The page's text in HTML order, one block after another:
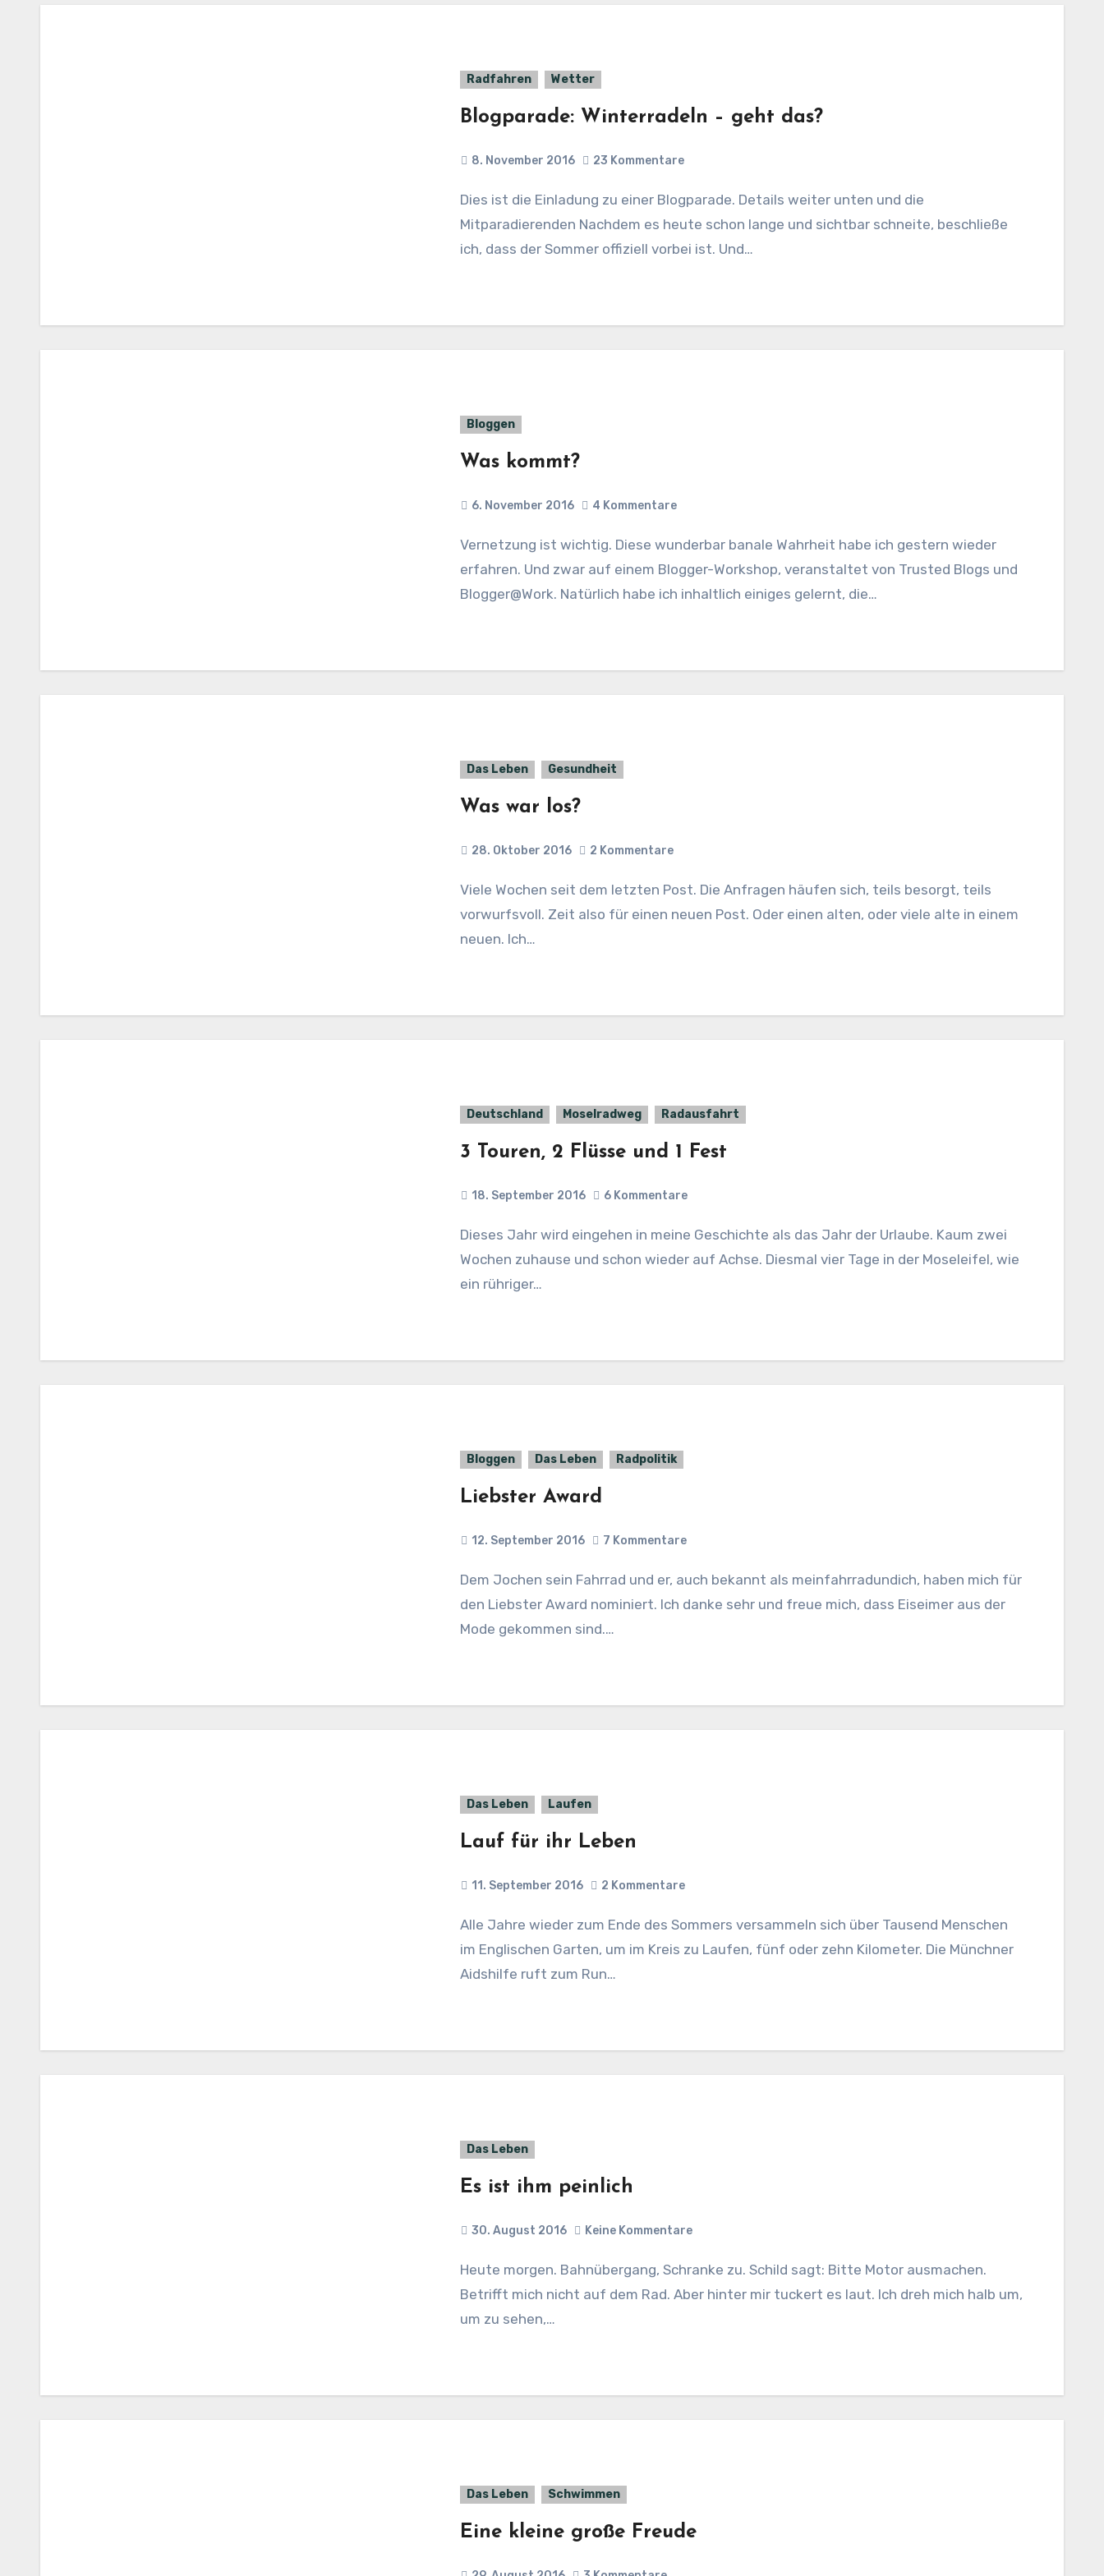
Radfahren Wetter
Blogparade: Winterradeln – geht das?
8. November 2016 23 Kommentare
Dies ist die Einladung zu einer Blogparade. Details weiter unten und die
Mitparadierenden Nachdem es heute schon lange und sichtbar schneite, beschließe
ich, dass der Sommer offiziell vorbei ist. Und…
Bloggen
Was kommt?
6. November 2016 4 Kommentare
Vernetzung ist wichtig. Diese wunderbar banale Wahrheit habe ich gestern wieder
erfahren. Und zwar auf einem Blogger-Workshop, veranstaltet von Trusted Blogs und
Blogger@Work. Natürlich habe ich inhaltlich einiges gelernt, die…
Das Leben Gesundheit
Was war los?
28. Oktober 2016 2 Kommentare
Viele Wochen seit dem letzten Post. Die Anfragen häufen sich, teils besorgt, teils
vorwurfsvoll. Zeit also für einen neuen Post. Oder einen alten, oder viele alte in einem
neuen. Ich…
Deutschland Moselradweg Radausfahrt
3 Touren, 2 Flüsse und 1 Fest
18. September 2016 6 Kommentare
Dieses Jahr wird eingehen in meine Geschichte als das Jahr der Urlaube. Kaum zwei
Wochen zuhause und schon wieder auf Achse. Diesmal vier Tage in der Moseleifel, wie
ein rühriger…
Bloggen Das Leben Radpolitik
Liebster Award
12. September 2016 7 Kommentare
Dem Jochen sein Fahrrad und er, auch bekannt als meinfahrradundich, haben mich für
den Liebster Award nominiert. Ich danke sehr und freue mich, dass Eiseimer aus der
Mode gekommen sind.…
Das Leben Laufen
Lauf für ihr Leben
11. September 2016 2 Kommentare
Alle Jahre wieder zum Ende des Sommers versammeln sich über Tausend Menschen
im Englischen Garten, um im Kreis zu Laufen, fünf oder zehn Kilometer. Die Münchner
Aidshilfe ruft zum Run…
Das Leben
Es ist ihm peinlich
30. August 2016 Keine Kommentare
Heute morgen. Bahnübergang, Schranke zu. Schild sagt: Bitte Motor ausmachen.
Betrifft mich nicht auf dem Rad. Aber hinter mir tuckert es laut. Ich dreh mich halb um,
um zu sehen,…
Das Leben Schwimmen
Eine kleine große Freude